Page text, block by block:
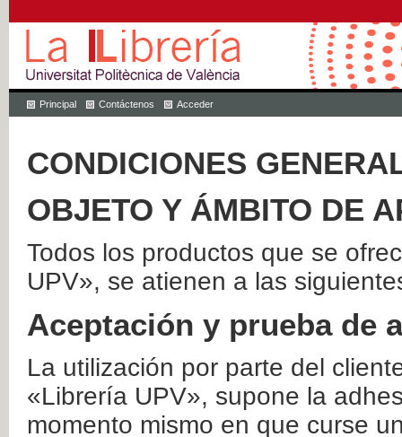
Principal Contáctenos Acceder
CONDICIONES
OBJETO Y ÁMBITO DE
Todos los productos que se
UPV», se atienen a las
Aceptación y prueba de
La utilización por parte del
«Librería UPV», supone la
momento mismo en que curse